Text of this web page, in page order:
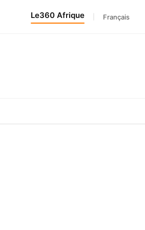
Le360 Afrique Français